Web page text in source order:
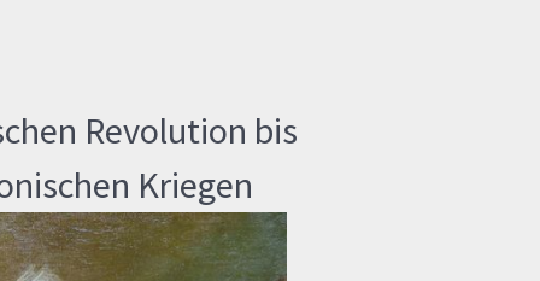
Revolution bis
Kriegen